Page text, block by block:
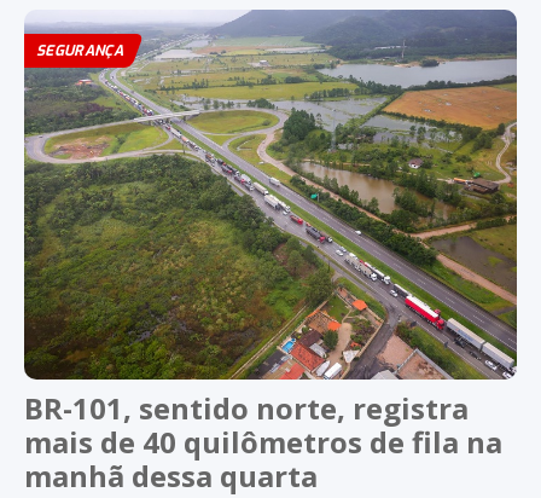
SEGURANÇA
BR-101, sentido norte, registra
mais de 40 quilômetros de fila na
manhã dessa quarta